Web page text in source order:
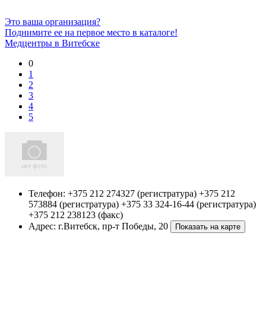
Это ваша организация?
Поднимите ее на первое место в каталоге!
Медцентры в Витебске
0
1
2
3
4
5
Телефон: +375 212 274327 (регистратура) +375 212
573884 (регистратура) +375 33 324-16-44 (регистратура)
+375 212 238123 (факс)
Адрес: г.Витебск, пр-т Победы, 20